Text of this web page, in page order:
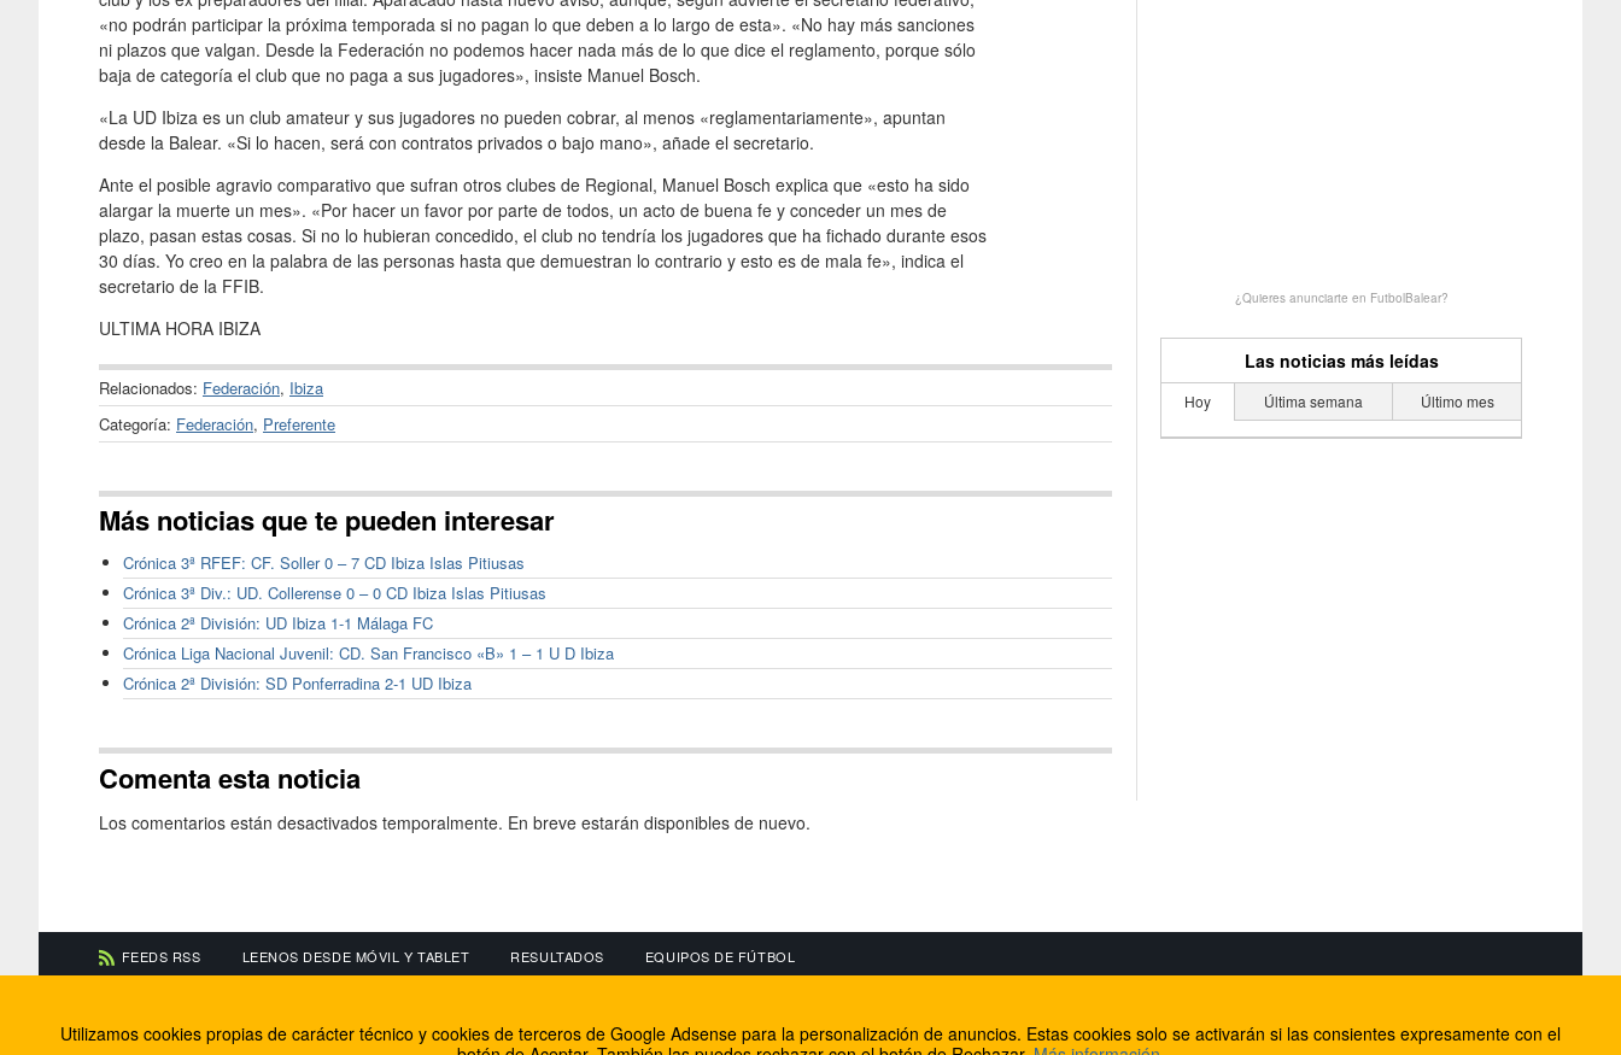
«no podrán participar la próxima temporada si no pagan lo que deben a lo largo de esta». «No hay más sanciones
ni plazos que valgan. Desde la Federación no podemos hacer nada más de lo que dice el reglamento, porque sólo
baja de categoría el club que no paga a sus jugadores», insiste Manuel Bosch.
«La UD Ibiza es un club amateur y sus jugadores no pueden cobrar, al menos «reglamentariamente», apuntan
desde la Balear. «Si lo hacen, será con contratos privados o bajo mano», añade el secretario.
Ante el posible agravio comparativo que sufran otros clubes de Regional, Manuel Bosch explica que «esto ha sido
alargar la muerte un mes». «Por hacer un favor por parte de todos, un acto de buena fe y conceder un mes de
plazo, pasan estas cosas. Si no lo hubieran concedido, el club no tendría los jugadores que ha fichado durante esos
30 días. Yo creo en la palabra de las personas hasta que demuestran lo contrario y esto es de mala fe», indica el
secretario de la FFIB.
ULTIMA HORA IBIZA
Relacionados: Federación, Ibiza
Categoría: Federación, Preferente
Más noticias que te pueden interesar
Crónica 3ª RFEF: CF. Soller 0 – 7 CD Ibiza Islas Pitiusas
Crónica 3ª Div.: UD. Collerense 0 – 0 CD Ibiza Islas Pitiusas
Crónica 2ª División: UD Ibiza 1-1 Málaga FC
Crónica Liga Nacional Juvenil: CD. San Francisco «B» 1 – 1 U D Ibiza
Crónica 2ª División: SD Ponferradina 2-1 UD Ibiza
Comenta esta noticia
Los comentarios están desactivados temporalmente. En breve estarán disponibles de nuevo.
¿Quieres anunciarte en FutbolBalear?
Las noticias más leídas
Hoy Última semana Último mes
FEEDS RSS LEENOS DESDE MÓVIL Y TABLET RESULTADOS EQUIPOS DE FÚTBOL
Información de contacto
El equipo de FútbolBalear
Facebook
Internet Rural Mallorca
Utilizamos cookies propias de carácter técnico y cookies de terceros de Google Adsense para la personalización de anuncios. Estas cookies solo se activarán si las consientes expresamente con el